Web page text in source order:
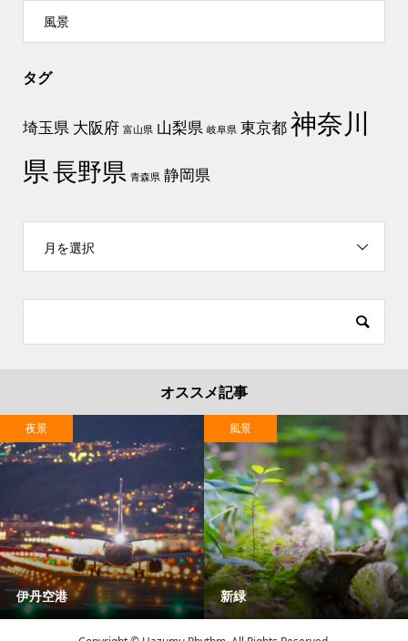
風景
タグ
埼玉県 大阪府 富山県 山梨県 岐阜県 東京都神奈川
県長野県 青森県 静岡県
月を選択
オススメ記事
伊丹空港
夜景
新緑
風景